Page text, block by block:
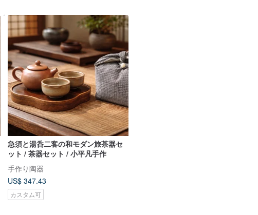
急須と湯呑二客の和モダン旅茶器セ
ット / 茶器セット / 小平凡手作
手作り陶器
US$ 347.43
カスタム可